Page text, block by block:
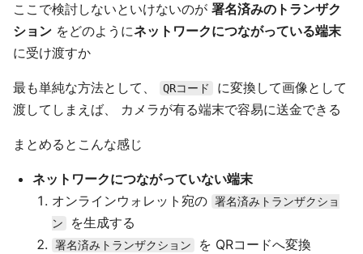
ここで検討しないといけないのが 署名済みのトランザク
ション をどのようにネットワークにつながっている端末
に受け渡すか
最も単純な方法として、 QRコード
に変換して画像として
渡してしまえば、 カメラが有る端末で容易に送金できる
まとめるとこんな感じ
ネットワークにつながっていない端末
オンラインウォレット宛の 署名済みトランザクショ
ン
を生成する
署名済みトランザクション
を QRコードへ変換